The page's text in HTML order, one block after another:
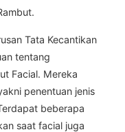
Tata Kecantikan
tentang
Facial. Mereka
penentuan jenis
beberapa
saat facial juga